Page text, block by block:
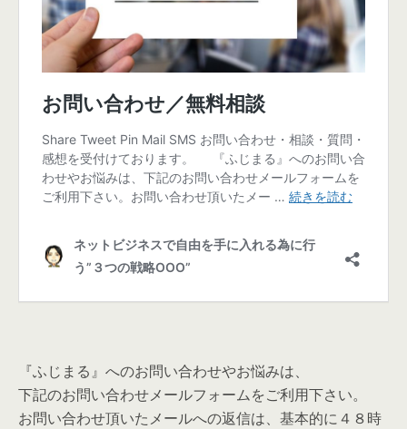
『ふじまる』へのお問い合わせやお悩みは、
下記のお問い合わせメールフォームをご利用下さい。
お問い合わせ頂いたメールへの返信は、基本的に４８時